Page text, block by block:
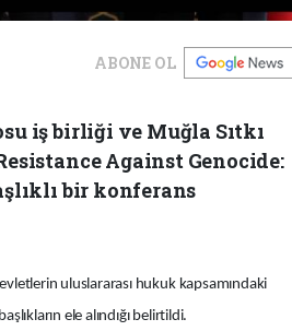
ABONE OL
iş birliği ve Muğla Sıtkı
Against Genocide:
bir konferans
uluslararası hukuk kapsamındaki
ele alındığı belirtildi.